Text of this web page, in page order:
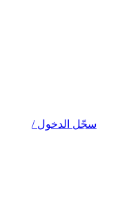
سجّل الدخول /